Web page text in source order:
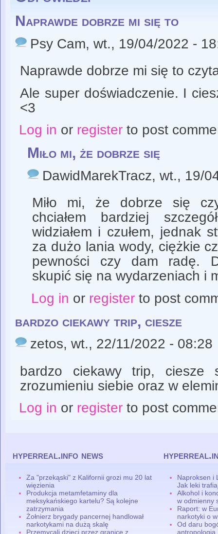
Naprawde dobrze mi się to
Psy Cam, wt., 19/04/2022 -
Naprawde dobrze mi się to
Ale super doświadczenie. I
<3
Log in or registerto post
Miło mi, że dobrze się
DawidMarekTracz, wt., 19/
Miło mi, że dobrze się
chciałem bardziej
widziałem i czułem, jednak
za dużo lania wody, ciężkie
pewności czy dam radę.
skupić się na wydarzeniach i
Log in or registerto post
bardzo ciekawy trip, ciesze
zetos, wt., 22/11/2022 - 08:28
bardzo ciekawy trip,
zrozumieniu siebie oraz w
Log in or registerto post
hyperreal.info news
Za "przekąski" z Kalifornii grozi mu 20 lat
więzienia
Produkcja metamfetaminy dla
meksykańskiego kartelu? Są kolejne
zatrzymania
Żołnierz brygady pancernej handlował
narkotykami na dużą skalę
Przemycali dzieci przez granicę z
Naproksen i
Jak leki
Alkohol i
w odmienny
Raport: w
narkotyki o
Od daru
antropologia